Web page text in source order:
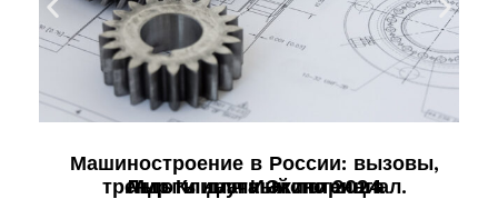
Машиностроение в России: вызовы,
тренды и научный потенциал.
Льготы для Инжиниринга
Мир Климата Экспо 2024